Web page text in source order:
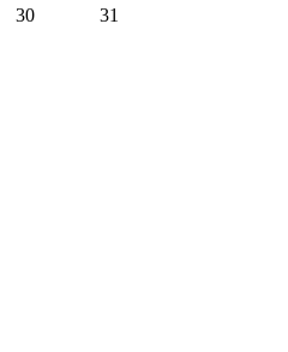
30 31